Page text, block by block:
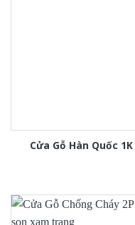
Cửa Gỗ Hàn Quốc 1K